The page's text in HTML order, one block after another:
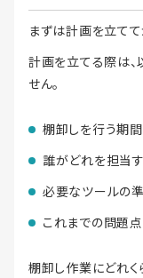
まずは計画を立てて
計画を立てる際は
せん。
棚卸しを行う期
誰がどれを担当
必要なツールの
これまでの問題
棚卸し作業にどれ